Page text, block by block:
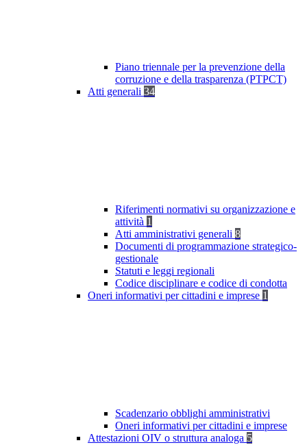
Piano triennale per la prevenzione della
corruzione e della trasparenza (PTPCT)
Atti generali 34
Riferimenti normativi su organizzazione e
attività 1
Atti amministrativi generali 8
Documenti di programmazione strategico-
gestionale
Statuti e leggi regionali
Codice disciplinare e codice di condotta
Oneri informativi per cittadini e imprese 1
Scadenzario obblighi amministrativi
Oneri informativi per cittadini e imprese
Attestazioni OIV o struttura analoga 5